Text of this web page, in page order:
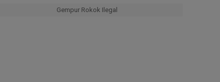
Gempur Rokok Ilegal